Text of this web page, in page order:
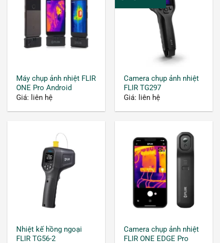
Máy chụp ảnh nhiệt FLIR
ONE Pro Android
Giá: liên hệ
Camera chụp ảnh nhiệt
FLIR TG297
Giá: liên hệ
Nhiệt kế hồng ngoại
FLIR TG56-2
Camera chụp ảnh nhiệt
FLIR ONE EDGE Pro